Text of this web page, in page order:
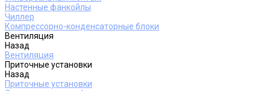
Настенные фанкойлы
Чиллер
Компрессорно-конденсаторные блоки
Вентиляция
Назад
Вентиляция
Приточные установки
Назад
Приточные установки